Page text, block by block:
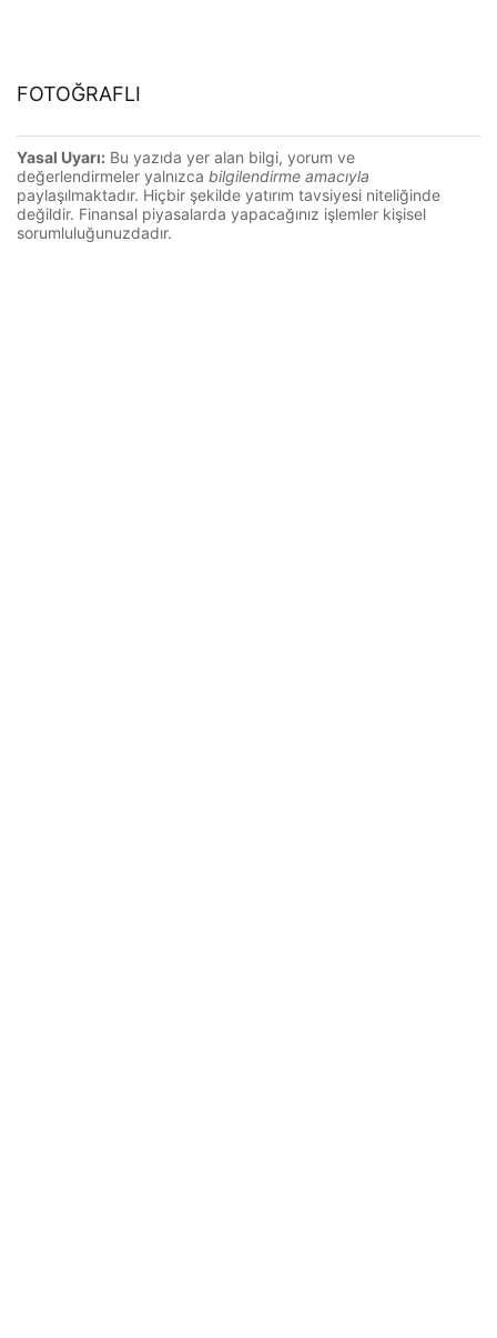
FOTOĞRAFLI
Yasal Uyarı: Bu yazıda yer alan bilgi, yorum ve
değerlendirmeler yalnızca bilgilendirme amacıyla
paylaşılmaktadır. Hiçbir şekilde yatırım tavsiyesi niteliğinde
değildir. Finansal piyasalarda yapacağınız işlemler kişisel
sorumluluğunuzdadır.